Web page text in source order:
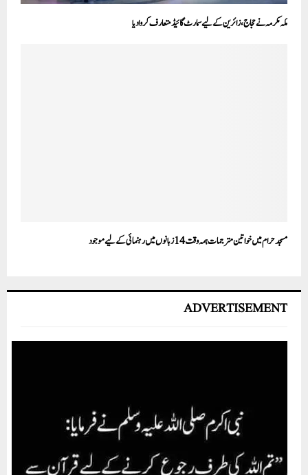
مکہ مکرمہ نے حجاج، زائرین کے لیے سمارٹ گائیڈ متعارف کروا دیا
مسجد حرام میں خواتین مترجمات ہمہ وقت 14 زبانوں میں رہنمائی کے لیے موجود
ADVERTISEMENT